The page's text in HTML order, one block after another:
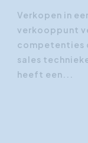
Verkopen in
verkooppunt
competenties
sales
heeft een...